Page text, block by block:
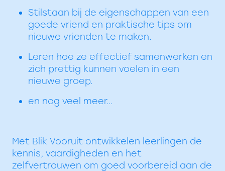
Stilstaan bij de eigenschappen van een
goede vriend en praktische tips om
nieuwe vrienden te maken.
Leren hoe ze effectief samenwerken en
zich prettig kunnen voelen in een
nieuwe groep.
en nog veel meer…
Met Blik Vooruit ontwikkelen leerlingen de
kennis, vaardigheden en het
zelfvertrouwen om goed voorbereid aan de